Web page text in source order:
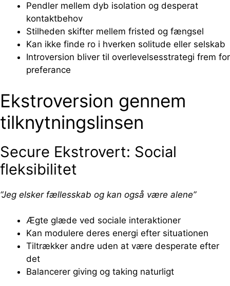
Pendler mellem dyb isolation og desperat
kontaktbehov
Stilheden skifter mellem fristed og fængsel
Kan ikke finde ro i hverken solitude eller selskab
Introversion bliver til overlevelsesstrategi frem for
preferance
Ekstroversion gennem
tilknytningslinsen
Secure Ekstrovert: Social
fleksibilitet
“Jeg elsker fællesskab og kan også være alene”
Ægte glæde ved sociale interaktioner
Kan modulere deres energi efter situationen
Tiltrækker andre uden at være desperate efter
det
Balancerer giving og taking naturligt